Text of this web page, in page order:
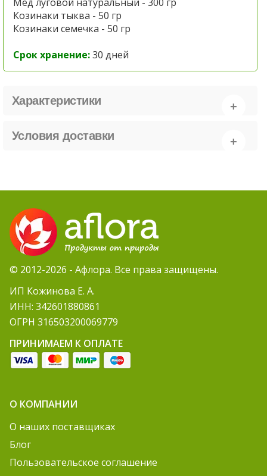
Козинаки тыква - 50 гр
Козинаки семечка - 50 гр
Срок хранение:30 дней
Характеристики
Условия доставки
© 2012-2026 - Афлора. Все права защищены.
ИП Кожинова Е. А.
ИНН: 342601880861
ОГРН 316503200069779
ПРИНИМАЕМ К ОПЛАТЕ
О КОМПАНИИ
О наших поставщиках
Блог
Пользовательское соглашение